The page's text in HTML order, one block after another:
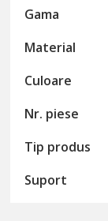
Gama
Material
Culoare
Nr. piese
Tip produs
Suport